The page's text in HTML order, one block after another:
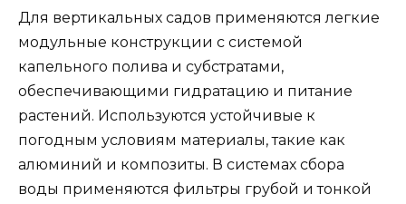
Для вертикальных садов применяются легкие
модульные конструкции с системой
капельного полива и субстратами,
обеспечивающими гидратацию и питание
растений. Используются устойчивые к
погодным условиям материалы, такие как
алюминий и композиты. В системах сбора
воды применяются фильтры грубой и тонкой